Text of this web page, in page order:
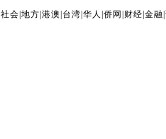
|社会 |地方 |港澳 台湾 |华人 |侨网 财经 |金融 |